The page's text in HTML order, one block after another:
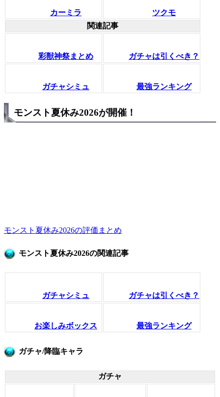
カーミラ
ツクモ
関連記事
彩獣神祭まとめ ガチャは引くべき？
ガチャシミュ 最強ランキング
モンスト夏休み2026が開催！
モンスト夏休み2026の評価まとめ
モンスト夏休み2026の関連記事
ガチャシミュ ガチャは引くべき？
お楽しみボックス 最強ランキング
ガチャ/降臨キャラ
ガチャ